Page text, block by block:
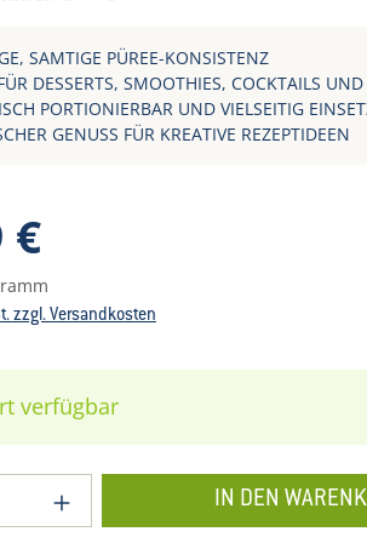
SAMTIGE PÜREE-KONSISTENZ
DESSERTS, SMOOTHIES, COCKTAILS
PORTIONIERBAR UND VIELSEITIG
GENUSS FÜR KREATIVE REZEPTIDEEN
€
zzgl. Versandkosten
verfügbar
Anzahl: Gib denIN DEN